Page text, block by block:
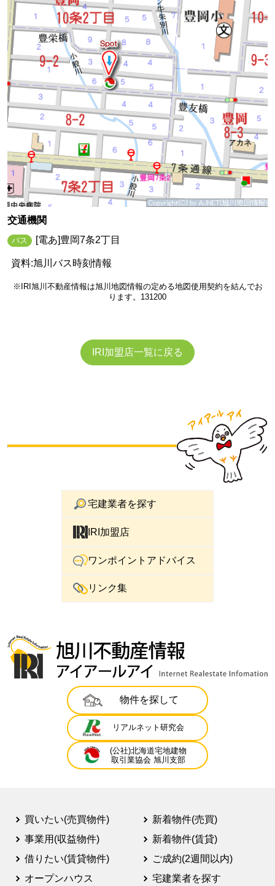
交通機関
バス [電あ]豊岡7条2丁目
資料:旭川バス時刻情報
※IRI旭川不動産情報は旭川地図情報の定める地図使用契約を結んでお
ります。131200
IRI加盟店一覧に戻る
宅建業者を探す
IRI加盟店
ワンポイントアドバイス
リンク集
物件を探して
リアルネット研究会
(公社)北海道宅地建物
取引業協会 旭川支部
買いたい(売買物件)
事業用(収益物件)
借りたい(賃貸物件)
オープンハウス
新着物件(売買)
新着物件(賃貸)
ご成約(2週間以内)
宅建業者を探す